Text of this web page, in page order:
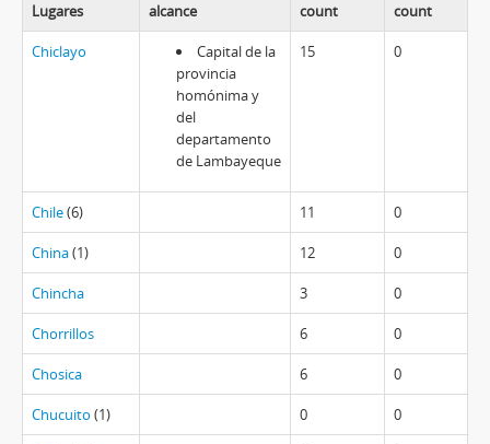
Lugares
alcance
count
count
Chiclayo
Capital de la
provincia
homónima y
del
departamento
de Lambayeque
15 0
Chile(6) 11 0
China(1) 12 0
Chincha 3 0
Chorrillos 6 0
Chosica 6 0
Chucuito (1) 0 0